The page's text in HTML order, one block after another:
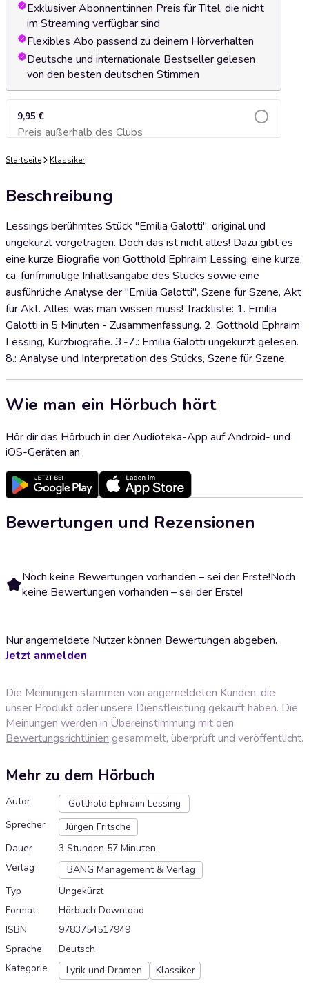
Exklusiver Abonnent:innen Preis für Titel, die nicht
im Streaming verfügbar sind
Flexibles Abo passend zu deinem Hörverhalten
Deutsche und internationale Bestseller gelesen
von den besten deutschen Stimmen
9,95 €
Preis außerhalb des ClubsZum Warenkorb hinzufügen
Startseite Klassiker
Beschreibung
Lessings berühmtes Stück "Emilia Galotti", original und
ungekürzt vorgetragen. Doch das ist nicht alles! Dazu gibt es
eine kurze Biografie von Gotthold Ephraim Lessing, eine kurze,
ca. fünfminütige Inhaltsangabe des Stücks sowie eine
ausführliche Analyse der "Emilia Galotti", Szene für Szene, Akt
für Akt. Alles, was man wissen muss! Trackliste: 1. Emilia
Galotti in 5 Minuten - Zusammenfassung. 2. Gotthold Ephraim
Lessing, Kurzbiografie. 3.-7.: Emilia Galotti ungekürzt gelesen.
8.: Analyse und Interpretation des Stücks, Szene für Szene.
Wie man ein Hörbuch hört
Hör dir das Hörbuch in der Audioteka-App auf Android- und
iOS-Geräten an
Bewertungen und Rezensionen
Noch keine Bewertungen vorhanden – sei der Erste!Noch
keine Bewertungen vorhanden – sei der Erste!
Nur angemeldete Nutzer können Bewertungen abgeben.
Jetzt anmelden
Die Meinungen stammen von angemeldeten Kunden, die
unser Produkt oder unsere Dienstleistung gekauft haben. Die
Meinungen werden in Übereinstimmung mit den
Bewertungsrichtlinien gesammelt, überprüft und veröffentlicht.
Mehr zu dem Hörbuch
Autor
Gotthold Ephraim Lessing
Sprecher
Jürgen Fritsche
Dauer
3 Stunden 57 Minuten
Verlag
BÄNG Management & Verlag
Typ
Ungekürzt
Format
Hörbuch Download
ISBN
9783754517949
Sprache
Deutsch
Kategorie
Lyrik und Dramen Klassiker